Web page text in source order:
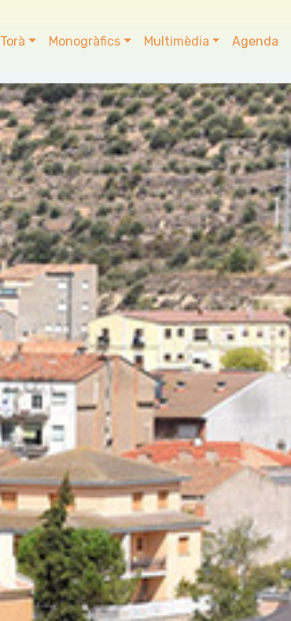
Torà Monogràfics Multimèdia Agenda